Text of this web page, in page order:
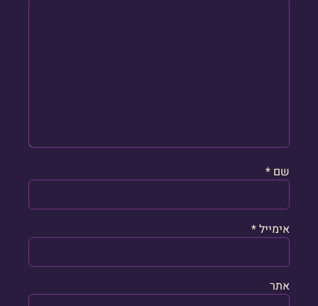
שם *
אימייל*
אתר